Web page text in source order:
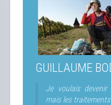
GUILLAUME
Je voulais devenir
mais les